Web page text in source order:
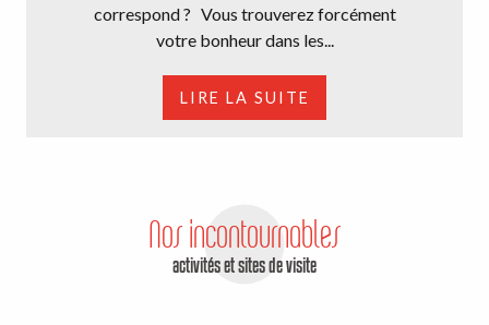
correspond ? Vous trouverez forcément
votre bonheur dans les...
LIRE LA SUITE
Nos incontournables
activités et sites de visite